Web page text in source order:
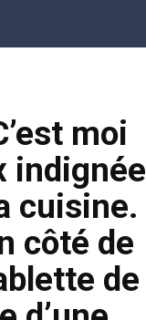
moi
indignée
cuisine.
côté de
de